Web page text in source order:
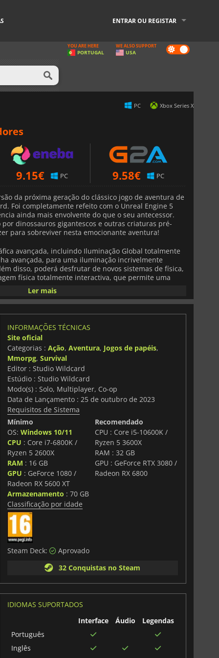
ENTRAR OU REGISTAR
Dark
mode
YOU ARE HERE
PORTUGAL
WE ALSO SUPPORT
USA
PC Xbox Series X
9.15€ PC 9.58€ PC
da próxima geração do clássico jogo de aventura de
Foi completamente refeito com o Unreal Engine 5
ainda mais envolvente do que o seu antecessor.
dinossauros gigantescos e outras criaturas pré-
para sobreviver nesta emocionante aventura!
avançada, incluindo Iluminação Global totalmente
avançada, para uma iluminação incrivelmente
disso, poderá desfrutar de novos sistemas de física,
física totalmente interactiva, que permite uma
te aceder a uma variedade de mundos ARK, incluindo
ARK Genesis Part 1, ARK Genesis Part 2 e muito
forma uma tribo e domestica, treina, cria e monta
É claro que tens de recolher comida e água e
o teu território e exploras a Ilha e os mundos
novos sistemas de jogabilidade que melhoram a
mais eficientes, um novo sistema de mapas e
é a derradeira experiência multijogador, pois
jogadores e cooperar com eles para sobreviver.
no modo multijogador público online, sessões privadas
local para 2 jogadores, não faltarão opções para
Ler mais
INFORMAÇÕES TÉCNICAS
Site oficial
Categorias : Ação, Aventura, Jogos de papéis,
Mmorpg, Survival
Editor : Studio Wildcard
Estúdio : Studio Wildcard
Modo(s) : Solo, Multiplayer, Co-op
Data de Lançamento : 25 de outubro de 2023
Requisitos de Sistema
Mínimo
OS: Windows 10/11
CPU : Core i7-6800K /
Ryzen 5 2600X
RAM : 16 GB
GPU : GeForce 1080 /
Radeon RX 5600 XT
Armazenamento : 70 GB
Recomendado
CPU : Core i5-10600K /
Ryzen 5 3600X
RAM : 32 GB
GPU : GeForce RTX 3080 /
Radeon RX 6800
Classificação por idade
Steam Deck:
Aprovado
32 Conquistas no Steam
IDIOMAS SUPORTADOS
Interface
Áudio
Legendas
Português
Inglês